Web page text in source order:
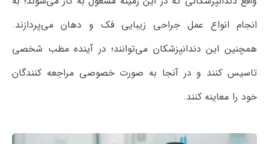
انجام انواع عمل جراحی زیبایی فک و دهان می‌پردازند.
همچنین این دندانپزشکان می‌توانند؛ در آینده مطب شخصی
تاسیس کنند و در آنجا به صورت خصوصی مراجعه کنندگان
خود را معاینه کنند.